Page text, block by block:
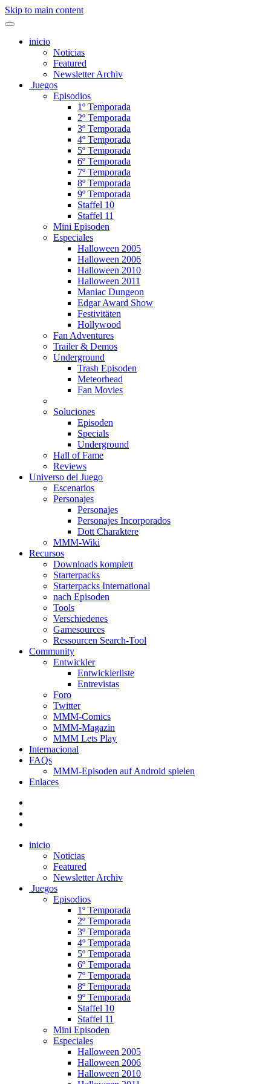
Skip to main content
inicio
Noticias
Featured
Newsletter Archiv
Juegos
Episodios
1º Temporada
2º Temporada
3º Temporada
4º Temporada
5º Temporada
6º Temporada
7º Temporada
8º Temporada
9º Temporada
Staffel 10
Staffel 11
Mini Episoden
Especiales
Halloween 2005
Halloween 2006
Halloween 2010
Halloween 2011
Maniac Dungeon
Edgar Award Show
Festivitäten
Hollywood
Fan Adventures
Trailer & Demos
Underground
Trash Episoden
Meteorhead
Fan Movies
Soluciones
Episoden
Specials
Underground
Hall of Fame
Reviews
Universo del Juego
Escenarios
Personajes
Personajes
Personajes Incorporados
Dott Charaktere
MMM-Wiki
Recursos
Downloads komplett
Starterpacks
Starterpacks International
nach Episoden
Tools
Verschiedenes
Gamesources
Ressourcen Search-Tool
Community
Entwickler
Entwicklerliste
Entrevistas
Foro
Twitter
MMM-Comics
MMM-Magazin
MMM Lets Play
Internacional
FAQs
MMM-Episoden auf Android spielen
Enlaces
inicio
Noticias
Featured
Newsletter Archiv
Juegos
Episodios
1º Temporada
2º Temporada
3º Temporada
4º Temporada
5º Temporada
6º Temporada
7º Temporada
8º Temporada
9º Temporada
Staffel 10
Staffel 11
Mini Episoden
Especiales
Halloween 2005
Halloween 2006
Halloween 2010